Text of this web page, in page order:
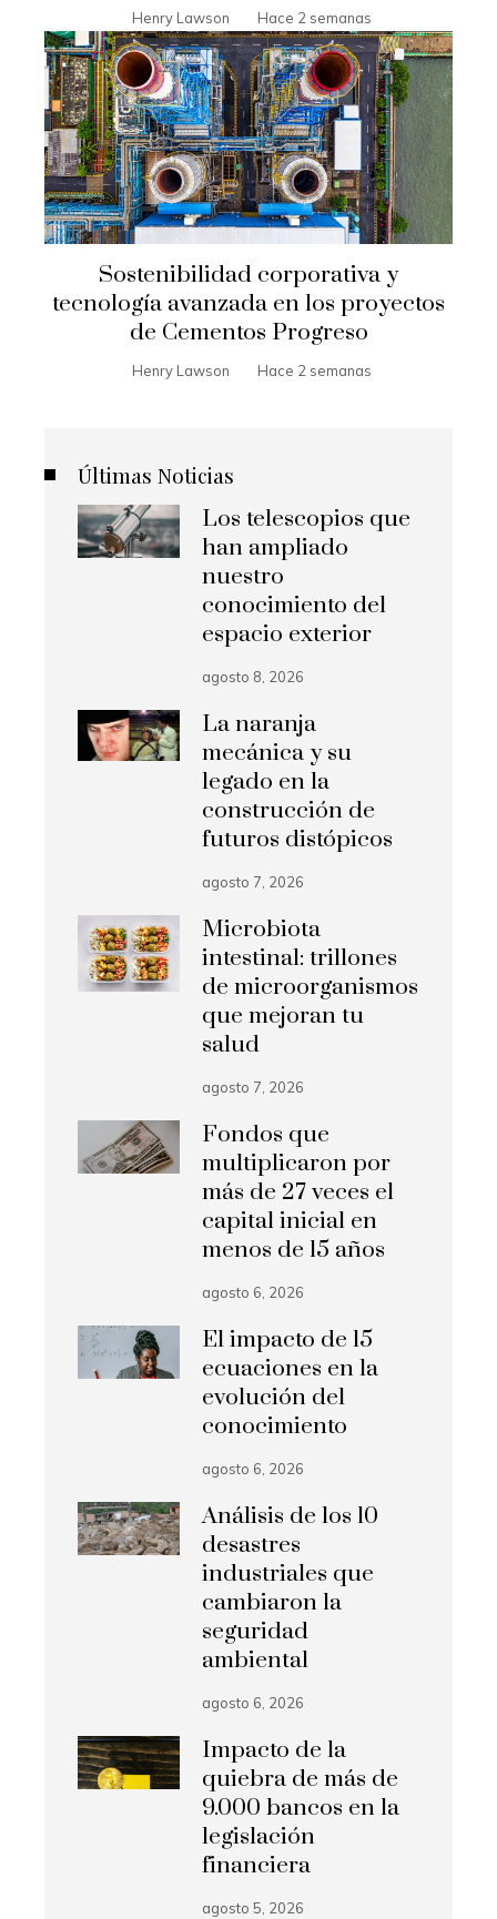
Henry Lawson Hace 2 semanas
Sostenibilidad corporativa y
tecnología avanzada en los proyectos
de Cementos Progreso
Henry Lawson Hace 2 semanas
Últimas Noticias
Los telescopios que
han ampliado
nuestro
conocimiento del
espacio exterior
agosto 8, 2026
La naranja
mecánica y su
legado en la
construcción de
futuros distópicos
agosto 7, 2026
Microbiota
intestinal: trillones
de microorganismos
que mejoran tu
salud
agosto 7, 2026
Fondos que
multiplicaron por
más de 27 veces el
capital inicial en
menos de 15 años
agosto 6, 2026
El impacto de 15
ecuaciones en la
evolución del
conocimiento
agosto 6, 2026
Análisis de los 10
desastres
industriales que
cambiaron la
seguridad
ambiental
agosto 6, 2026
Impacto de la
quiebra de más de
9.000 bancos en la
legislación
financiera
agosto 5, 2026